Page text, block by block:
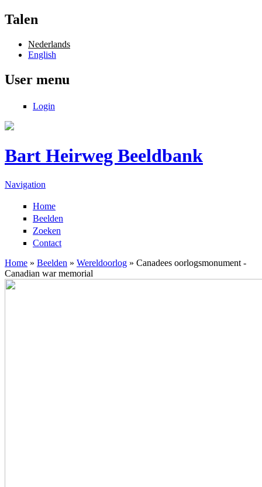
Overslaan en naar de inhoud gaan
Talen
Nederlands
English
User menu
Login
Bart Heirweg Beeldbank
Navigation
Home
Beelden
Zoeken
Contact
Home » Beelden » Wereldoorlog » Canadees oorlogsmonument -
Canadian war memorial